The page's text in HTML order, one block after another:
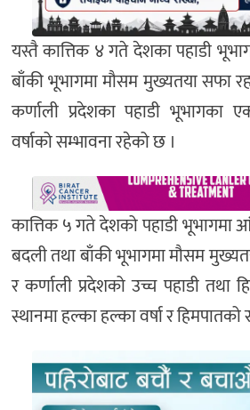
यस्तै कात्तिक ४ गते देशका पहाडी
बाँकी भूभागमा मौसम मुख्यतया सफा
कर्णाली प्रदेशका पहाडी भूभागका
वर्षाको सम्भावना रहेको छ ।
कात्तिक ५ गते देशको पहाडी भूभागमा
बदली तथा बाँकी भूभागमा मौसम
र कर्णाली प्रदेशको उच्च पहाडी तथा
स्थानमा हल्का हल्का वर्षा र